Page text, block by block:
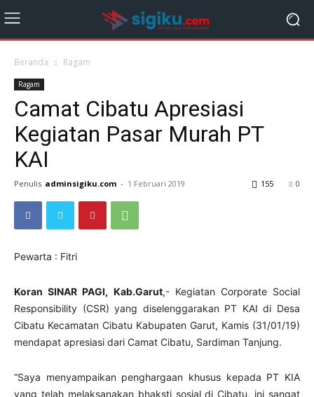
Beranda Ragam
Ragam
Camat Cibatu Apresiasi
Kegiatan Pasar Murah PT
KAI
Penulis adminsigiku.com - 1 Februari 2019 0
155
Pewarta : Fitri
Koran SINAR PAGI, Kab.Garut,- Kegiatan Corporate Social
Responsibility (CSR) yang diselenggarakan PT KAI di Desa
Cibatu Kecamatan Cibatu Kabupaten Garut, Kamis (31/01/19)
mendapat apresiasi dari Camat Cibatu, Sardiman Tanjung.
“Saya menyampaikan penghargaan khusus kepada PT KIA
yang telah melaksanakan bhaksti sosial di Cibatu, ini sangat